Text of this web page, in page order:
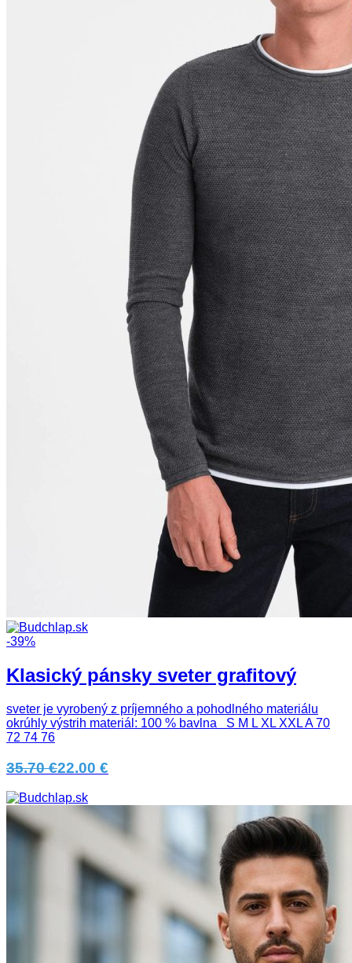
-39%
Klasický pánsky sveter grafitový
sveter je vyrobený z príjemného a pohodlného materiálu
okrúhly výstrih materiál: 100 % bavlna S M L XL XXL A 70
72 74 76
35.70 €22.00 €